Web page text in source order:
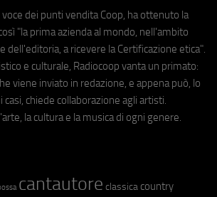
voce dei punti vendita Coop, ha ottenuto la
"la prima azienda al mondo, nell'ambito
dell'editoria, a ricevere la Certificazione etica".
e culturale, Radiocoop vanta un primato:
viene inviato in redazione, e appena può, lo
casi, chiede collaborazione agli artisti.
la cultura e la musica di ogni genere.
cantautore classica country